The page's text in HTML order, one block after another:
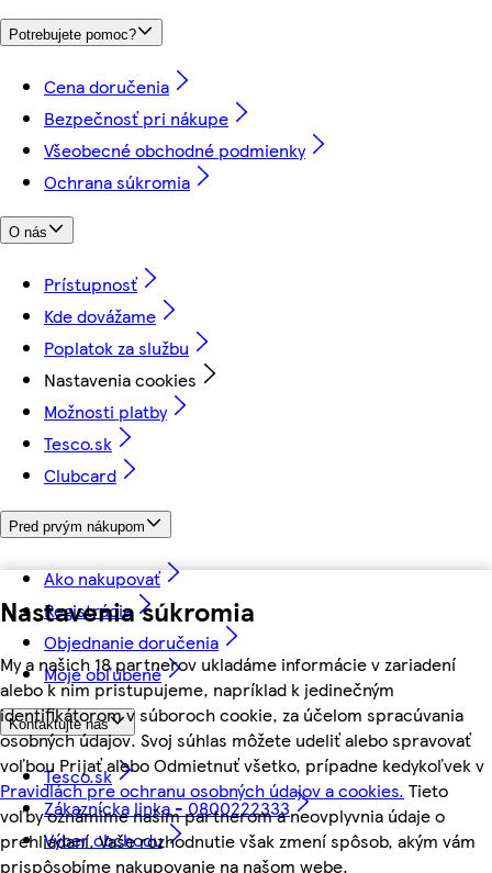
Nastavenia súkromia
My a našich 18 partnerov ukladáme informácie v zariadení
alebo k nim pristupujeme, napríklad k jedinečným
identifikátorom v súboroch cookie, za účelom spracúvania
osobných údajov. Svoj súhlas môžete udeliť alebo spravovať
voľbou Prijať alebo Odmietnuť všetko, prípadne kedykoľvek v
Pravidlách pre ochranu osobných údajov a cookies. Tieto
voľby oznámime našim partnerom a neovplyvnia údaje o
prehliadaní. Vaše rozhodnutie však zmení spôsob, akým vám
prispôsobíme nakupovanie na našom webe.
Potrebujete pomoc?
Cena doručenia
Bezpečnosť pri nákupe
Všeobecné obchodné podmienky
Ochrana súkromia
O nás
Prístupnosť
Kde dovážame
Poplatok za službu
Nastavenia cookies
Možnosti platby
Tesco.sk
Clubcard
Pred prvým nákupom
Ako nakupovať
Registrácia
Objednanie doručenia
Moje obľúbené
Kontaktujte nás
Tesco.sk
Zákaznícka linka - 0800222333
Výber obchodu